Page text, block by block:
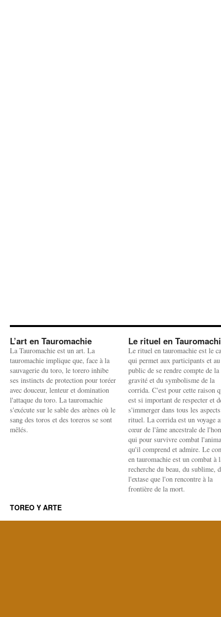
L’art en Tauromachie
La Tauromachie est un art. La
tauromachie implique que, face à la
sauvagerie du toro, le torero inhibe
ses instincts de protection pour toréer
avec douceur, lenteur et domination
l'attaque du toro. La tauromachie
s'exécute sur le sable des arènes où le
sang des toros et des toreros se sont
mêlés.
Le rituel en
Le rituel en tauromachie est le
qui permet aux participants et au
public de se rendre compte de la
gravité et du symbolisme de la
corrida. C'est pour cette raison
est si important de respecter et
s'immerger dans tous les
rituel. La corrida est un voyage
cœur de l'âme ancestrale de
qui pour survivre combat
qu'il comprend et admire. Le
en tauromachie est un combat à
recherche du beau, du sublime,
l'extase que l'on rencontre à la
frontière de la mort.
TOREO Y ARTE